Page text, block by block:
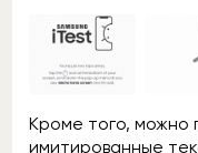
Кроме того, можно
имитированные